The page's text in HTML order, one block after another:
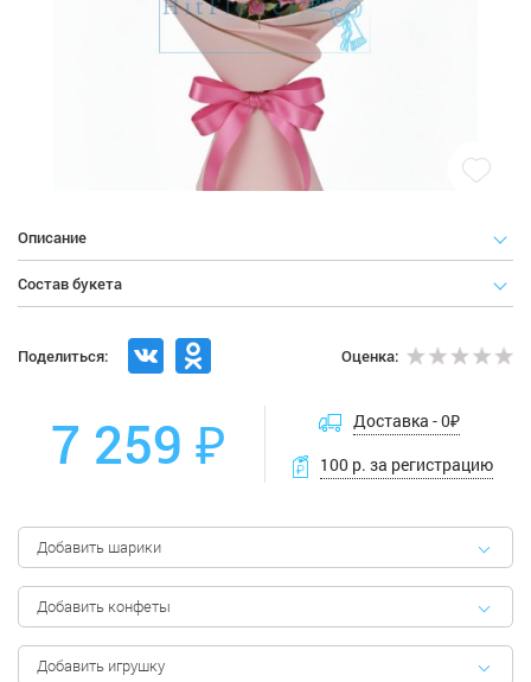
Описание
Состав букета
Поделиться: Оценка:
7 259 ₽ Доставка -0₽
100 р. за регистрацию
Добавить шарики
Добавить конфеты
Добавить игрушку